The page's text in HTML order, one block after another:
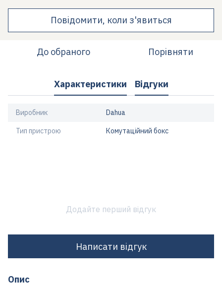
Повідомити, коли з'явиться
До обраного Порівняти
Характеристики Відгуки
Виробник Dahua
Тип пристрою Комутаційний бокс
Додайте перший відгук
Написати відгук
Опис